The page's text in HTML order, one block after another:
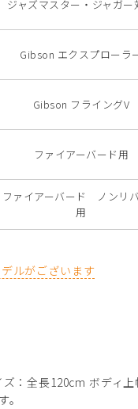
ジャズマスター・ジャガー
Gibson エクスプローラ
Gibson フライングV
ファイアーバード用
ファイアーバード ノンリ
用
ルがございます
：全長120cm ボディ